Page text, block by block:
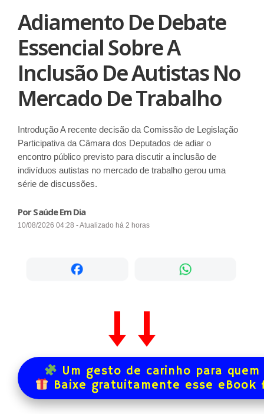
Adiamento De Debate
Essencial Sobre A
Inclusão De Autistas No
Mercado De Trabalho
Introdução A recente decisão da Comissão de Legislação
Participativa da Câmara dos Deputados de adiar o
encontro público previsto para discutir a inclusão de
indivíduos autistas no mercado de trabalho gerou uma
série de discussões.
Por Saúde Em Dia
10/08/2026 04:28 - Atualizado há 2 horas
Um gesto de carinho para
Baixe gratuitamente esse